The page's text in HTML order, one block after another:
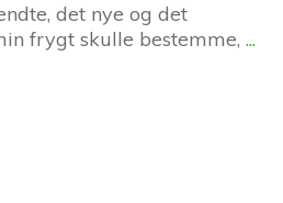
det nye og det
frygt skulle bestemme, ...